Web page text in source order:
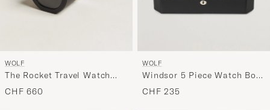
WOLF
The Rocket Travel Watch
Winder Black
CHF 660
WOLF
Windsor 5 Piece Watch Box
Black/Grey
CHF 235